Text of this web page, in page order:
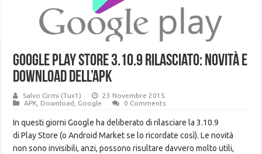
Google Play Store 3.10.9 rilasciato: Novità e
download dell’APK
Salvo Cirmi (Tux1)
23 Novembre 2015
APK Download Google 0 Comments
In questi giorni Google ha deliberato di rilasciare la 3.10.9
di Play Store (o Android Market se lo ricordate così).Le novità
non sono invisibili, anzi, possono risultare davvero molto utili,